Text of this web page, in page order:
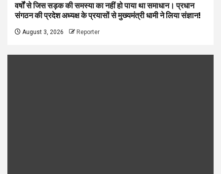
वर्षों से जिस सड़क की समस्या का नहीं हो पाया था समाधान। प्रधान
संगठन की प्रदेश अध्यक्ष के प्रयासों से मुख्यमंत्री धामी ने लिया संज्ञान!
August 3, 2026 Reporter